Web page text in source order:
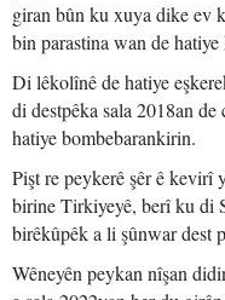
giran bûn ku xuya dike ev
bin parastina wan de
Di lêkolînê de hatiye
di destpêka sala 2018an
hatiye bombebarankirin.
Pişt re peykerê şêr ê
birine Tirkiyeyê, berî ku di
birêkûpêk a li şûnwar dest
Wêneyên peykan nîşan